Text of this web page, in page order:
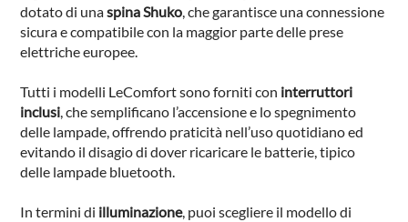
dotato di unaspina Shuko, che garantisce una connessione
sicura e compatibile con la maggior parte delle prese
elettriche europee.
Tutti i modelli LeComfort sono forniti con interruttori
inclusi, che semplificano l’accensione e lo spegnimento
delle lampade, offrendo praticità nell’uso quotidiano ed
evitando il disagio di dover ricaricare le batterie, tipico
delle lampade bluetooth.
In termini di illuminazione, puoi scegliere il modello di